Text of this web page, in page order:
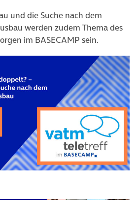
und die Suche nach dem
werden zudem Thema des
in neuem Tab)
im BASECAMP sein.